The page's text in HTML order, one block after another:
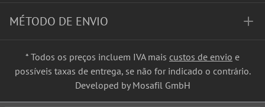
MÉTODO DE ENVIO
* Todos os preços incluem IVA mais custos de envio e
possíveis taxas de entrega, se não for indicado o contrário.
Developed by Mosafil GmbH